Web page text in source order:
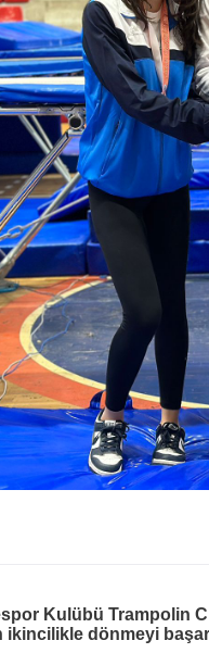
Kulübü Trampolin
ikincilikle dönmeyi